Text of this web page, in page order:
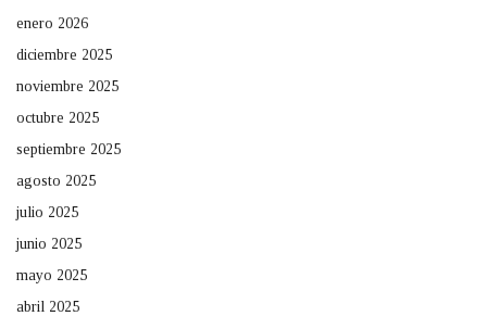
enero 2026
diciembre 2025
noviembre 2025
octubre 2025
septiembre 2025
agosto 2025
julio 2025
junio 2025
mayo 2025
abril 2025